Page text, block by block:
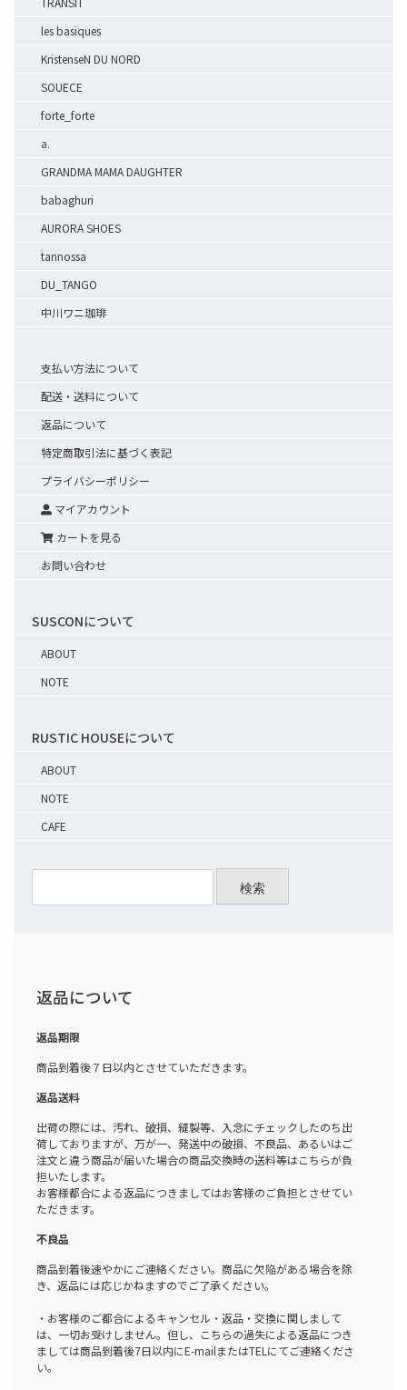
les basiques
KristenseN DU NORD
SOUECE
forte_forte
a.
GRANDMA MAMA DAUGHTER
babaghuri
AURORA SHOES
tannossa
DU_TANGO
中川ワニ珈琲
支払い方法について
配送・送料について
返品について
特定商取引法に基づく表記
プライバシーポリシー
マイアカウント
カートを見る
お問い合わせ
SUSCONについて
ABOUT
NOTE
RUSTIC HOUSEについて
ABOUT
NOTE
CAFE
検索
返品について
返品期限
商品到着後７日以内とさせていただきます。
返品送料
出荷の際には、汚れ、破損、縫製等、入念にチェックしたのち出
荷しておりますが、万が一、発送中の破損、不良品、あるいはご
注文と違う商品が届いた場合の商品交換時の送料等はこちらが負
担いたします。
お客様都合による返品につきましてはお客様のご負担とさせてい
ただきます。
不良品
商品到着後速やかにご連絡ください。商品に欠陥がある場合を除
き、返品には応じかねますのでご了承ください。
・お客様のご都合によるキャンセル・返品・交換に関しまして
は、一切お受けしません。但し、こちらの過失による返品につき
ましては商品到着後7日以内にE-mailまたはTELにてご連絡くださ
い。